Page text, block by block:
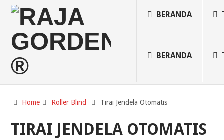
BERANDA
BERANDA
Home Roller Blind Tirai Jendela Otomatis
TIRAI JENDELA OTOMATIS